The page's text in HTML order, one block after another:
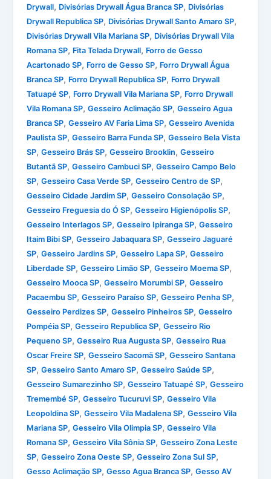
Drywall, Divisórias Drywall Água Branca SP, Divisórias
Drywall Republica SP, Divisórias Drywall Santo Amaro SP,
Divisórias Drywall Vila Mariana SP, Divisórias Drywall Vila
Romana SP, Fita Telada Drywall, Forro de Gesso
Acartonado SP, Forro de Gesso SP, Forro Drywall Água
Branca SP, Forro Drywall Republica SP, Forro Drywall
Tatuapé SP, Forro Drywall Vila Mariana SP, Forro Drywall
Vila Romana SP,Gesseiro Aclimação SP,Gesseiro Agua
Branca SP,Gesseiro AV Faria Lima SP,Gesseiro Avenida
Paulista SP,Gesseiro Barra Funda SP,Gesseiro Bela Vista
SP,Gesseiro Brás SP,Gesseiro Brooklin,Gesseiro
Butantã SP,Gesseiro Cambuci SP,Gesseiro Campo Belo
SP,Gesseiro Casa Verde SP,Gesseiro Centro de SP,
Gesseiro Cidade Jardim SP,Gesseiro Consolação SP,
Gesseiro Freguesia do Ó SP,Gesseiro Higienópolis SP,
Gesseiro Interlagos SP,Gesseiro Ipiranga SP,Gesseiro
Itaim Bibi SP,Gesseiro Jabaquara SP,Gesseiro Jaguaré
SP,Gesseiro Jardins SP,Gesseiro Lapa SP,Gesseiro
Liberdade SP,Gesseiro Limão SP,Gesseiro Moema SP,
Gesseiro Mooca SP,Gesseiro Morumbi SP,Gesseiro
Pacaembu SP,Gesseiro Paraíso SP,Gesseiro Penha SP,
Gesseiro Perdizes SP,Gesseiro Pinheiros SP,Gesseiro
Pompéia SP,Gesseiro Republica SP,Gesseiro Rio
Pequeno SP,Gesseiro Rua Augusta SP,Gesseiro Rua
Oscar Freire SP,Gesseiro Sacomã SP,Gesseiro Santana
SP,Gesseiro Santo Amaro SP,Gesseiro Saúde SP,
Gesseiro Sumarezinho SP,Gesseiro Tatuapé SP,Gesseiro
Tremembé SP,Gesseiro Tucuruvi SP,Gesseiro Vila
Leopoldina SP,Gesseiro Vila Madalena SP,Gesseiro Vila
Mariana SP,Gesseiro Vila Olimpia SP,Gesseiro Vila
Romana SP,Gesseiro Vila Sônia SP,Gesseiro Zona Leste
SP,Gesseiro Zona Oeste SP,Gesseiro Zona Sul SP,
Gesso Aclimação SP,Gesso Agua Branca SP,Gesso AV